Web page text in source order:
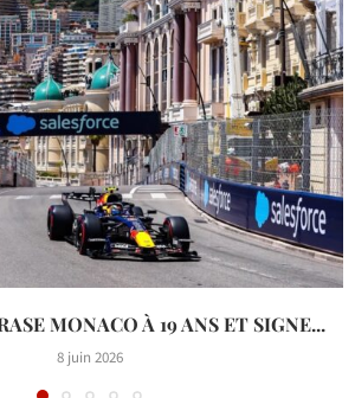
MONACO À 19 ANS ET SIGNE...
8 juin 2026